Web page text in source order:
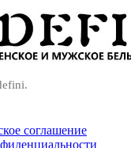
соглашение